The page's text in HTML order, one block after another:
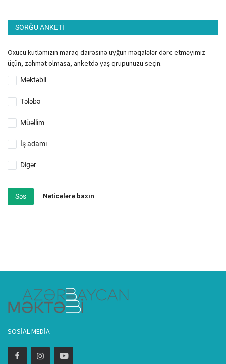
SORĞU ANKETI
Oxucu kütləmizin maraq dairəsinə uyğun məqalələr dərc etməyimiz
üçün, zəhmət olmasa, anketdə yaş qrupunuzu seçin.
Məktəbli
Tələbə
Müəllim
İş adamı
Digər
Səs Nəticələrə baxın
SOSIAL MEDIA